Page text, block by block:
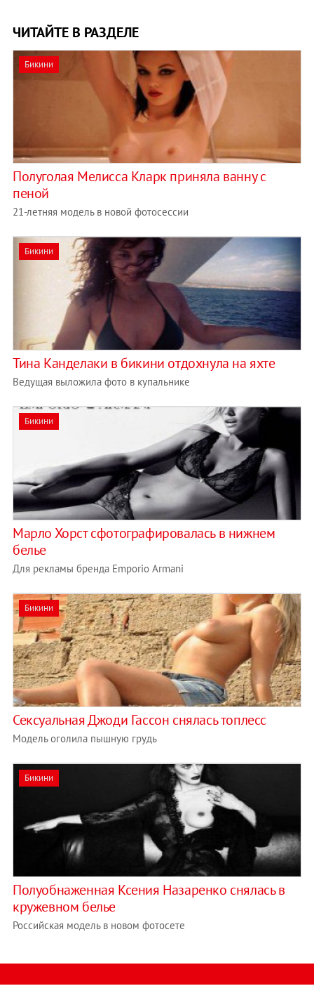
ЧИТАЙТЕ В РАЗДЕЛЕ
Бикини
Полуголая Мелисса Кларк приняла ванну с
пеной
21-летняя модель в новой фотосессии
Бикини
Тина Канделаки в бикини отдохнула на яхте
Ведущая выложила фото в купальнике
Бикини
Марло Хорст сфотографировалась в нижнем
белье
Для рекламы бренда Emporio Armani
Бикини
Сексуальная Джоди Гассон снялась топлесс
Модель оголила пышную грудь
Бикини
Полуобнаженная Ксения Назаренко снялась в
кружевном белье
Российская модель в новом фотосете